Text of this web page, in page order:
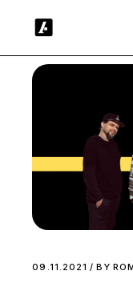
09.11.2021 BY